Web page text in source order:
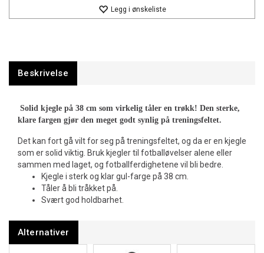
Legg i ønskeliste
Beskrivelse
Solid kjegle på 38 cm som virkelig tåler en trøkk! Den sterke,
klare fargen gjør den meget godt synlig på treningsfeltet.
Det kan fort gå vilt for seg på treningsfeltet, og da er en kjegle
som er solid viktig. Bruk kjegler til fotballøvelser alene eller
sammen med laget, og fotballferdighetene vil bli bedre.
Kjegle i sterk og klar gul-farge på 38 cm.
Tåler å bli tråkket på.
Svært god holdbarhet.
Alternativer